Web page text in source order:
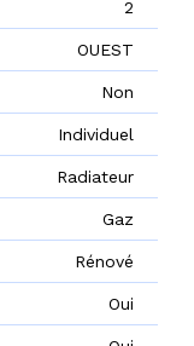
2
OUEST
Non
Individuel
Radiateur
Gaz
Rénové
Oui